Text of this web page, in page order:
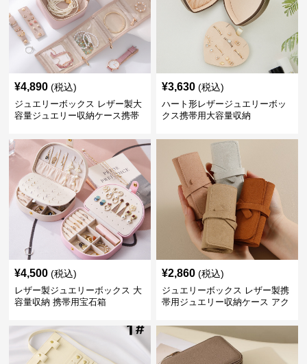
¥4,890 (税込)
ジュエリーボックス レザー製大
容量ジュエリー収納ケース携帯
¥3,630 (税込)
ハート形レザージュエリーボッ
クス携帯用大容量収納
¥4,500 (税込)
レザー製ジュエリーボックス 大
容量収納 携帯用宝石箱
¥2,860 (税込)
ジュエリーボックス レザー製携
帯用ジュエリー収納ケース アク